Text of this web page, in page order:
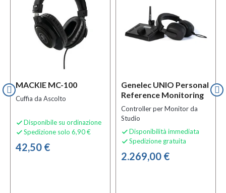
MACKIE MC-100
Cuffia da Ascolto
 Disponibile su ordinazione
 Spedizione solo 6,90 €
42,50 €
Genelec UNIO Personal
Reference Monitoring
Controller per Monitor da
Studio
 Disponibilità immediata
 Spedizione gratuita
2.269,00 €